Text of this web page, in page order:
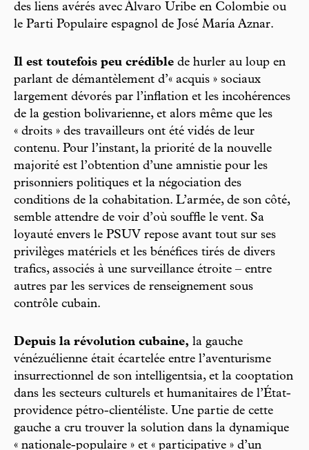
des liens avérés avec Álvaro Uribe en Colombie ou
le Parti Populaire espagnol de José María Aznar.
Il est toutefois peu crédible de hurler au loup en
parlant de démantèlement d’« acquis » sociaux
largement dévorés par l’inflation et les incohérences
de la gestion bolivarienne, et alors même que les
« droits » des travailleurs ont été vidés de leur
contenu. Pour l’instant, la priorité de la nouvelle
majorité est l’obtention d’une amnistie pour les
prisonniers politiques et la négociation des
conditions de la cohabitation. L’armée, de son côté,
semble attendre de voir d’où souffle le vent. Sa
loyauté envers le PSUV repose avant tout sur ses
privilèges matériels et les bénéfices tirés de divers
trafics, associés à une surveillance étroite – entre
autres par les services de renseignement sous
contrôle cubain.
Depuis la révolution cubaine, la gauche
vénézuélienne était écartelée entre l’aventurisme
insurrectionnel de son intelligentsia, et la cooptation
dans les secteurs culturels et humanitaires de l’État-
providence pétro-clientéliste. Une partie de cette
gauche a cru trouver la solution dans la dynamique
« nationale-populaire » et « participative » d’un